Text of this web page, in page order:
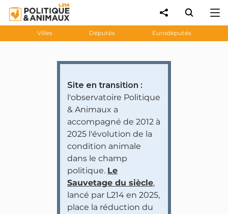
Villes Députés Eurodéputés
Site en transition :
l'observatoire Politique
& Animaux a
accompagné de 2012 à
2025 l'évolution de la
condition animale
dans le champ
politique. Le
Sauvetage du siècle,
lancé par L214 en 2025,
place la réduction du